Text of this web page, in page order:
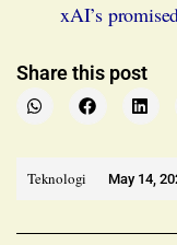
xAI’s
Share this post
Teknologi May 14,